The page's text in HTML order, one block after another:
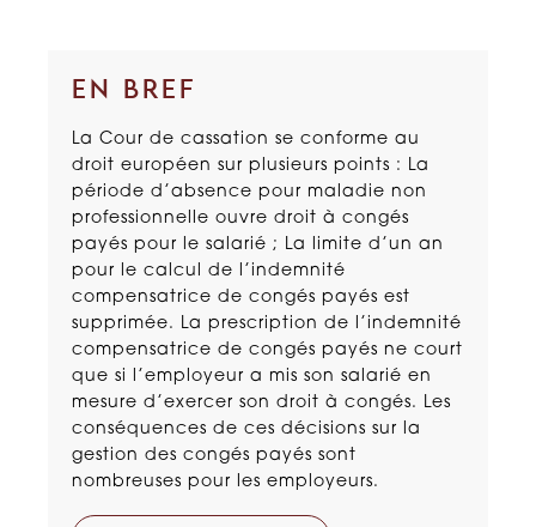
EN BREF
La Cour de cassation se conforme au
droit européen sur plusieurs points : La
période d’absence pour maladie non
professionnelle ouvre droit à congés
payés pour le salarié ; La limite d’un an
pour le calcul de l’indemnité
compensatrice de congés payés est
supprimée. La prescription de l’indemnité
compensatrice de congés payés ne court
que si l’employeur a mis son salarié en
mesure d’exercer son droit à congés. Les
conséquences de ces décisions sur la
gestion des congés payés sont
nombreuses pour les employeurs.